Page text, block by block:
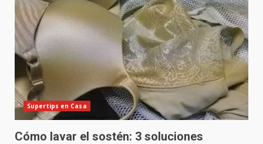
Supertips en Casa
Cómo lavar el sostén: 3 soluciones